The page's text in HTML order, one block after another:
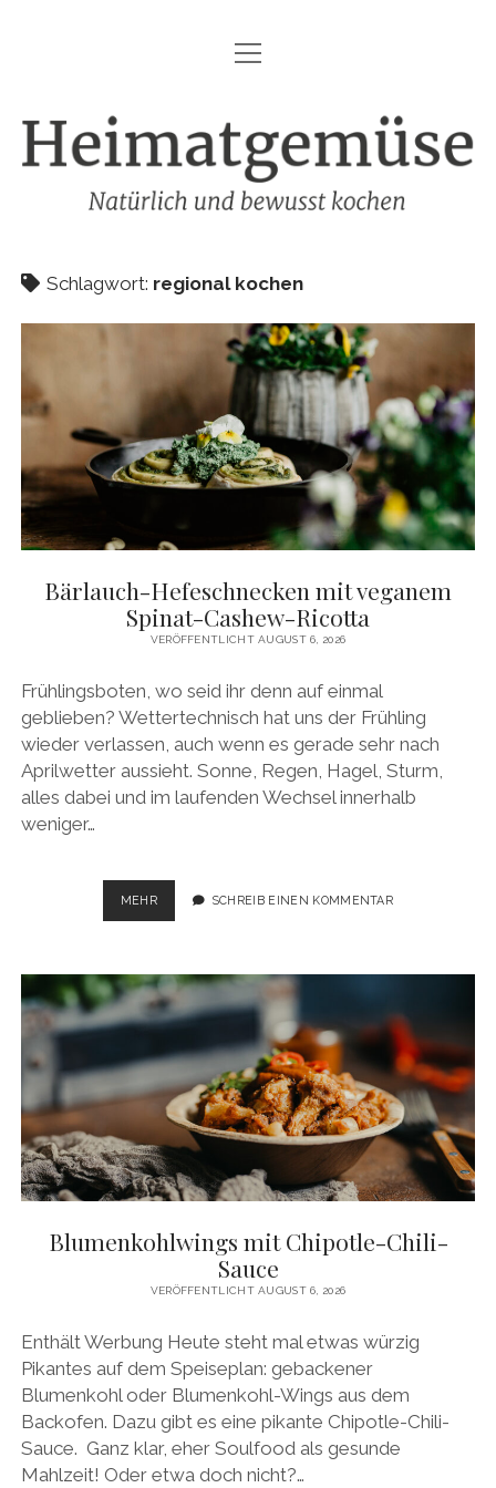
HEIMATGEMÜSE
DAS KOCHBUCH
FOODFOTOGRAFIE
REZEPTE
IMPRESSUM
DATENSCHUTZ
instagramamazon
E-
Mail
Menü
öffnen
Heimatgemüse
Schlagwort: regional kochen
Bärlauch-Hefeschnecken mit veganem
Spinat-Cashew-Ricotta
VERÖFFENTLICHT AUGUST 6, 2026
Frühlingsboten, wo seid ihr denn auf einmal
geblieben? Wettertechnisch hat uns der Frühling
wieder verlassen, auch wenn es gerade sehr nach
Aprilwetter aussieht. Sonne, Regen, Hagel, Sturm,
alles dabei und im laufenden Wechsel innerhalb
weniger…
MEHRBÄRLAUCH-
HEFESCHNECKEN
SPINAT-
CASHEW-
RICOTTA
SCHREIB EINEN KOMMENTAR
Blumenkohlwings mit Chipotle-Chili-
Sauce
VERÖFFENTLICHT AUGUST 6, 2026
Enthält Werbung Heute steht mal etwas würzig
Pikantes auf dem Speiseplan: gebackener
Blumenkohl oder Blumenkohl-Wings aus dem
Backofen. Dazu gibt es eine pikante Chipotle-Chili-
Sauce. Ganz klar, eher Soulfood als gesunde
Mahlzeit! Oder etwa doch nicht?…